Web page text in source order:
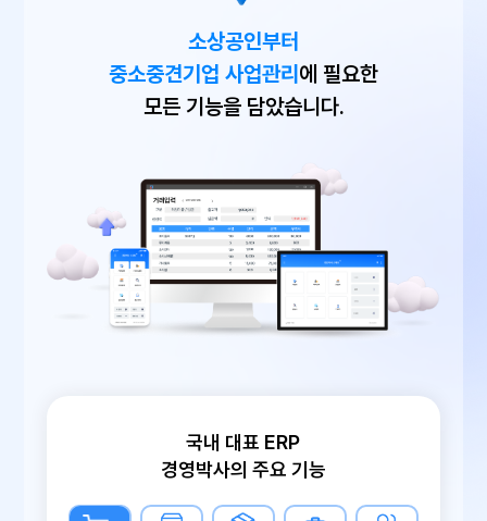
소상공인부터
중소중견기업 사업관리 에 필요한
모든 기능을 담았습니다.
국내 대표 ERP
경영박사의 주요 기능